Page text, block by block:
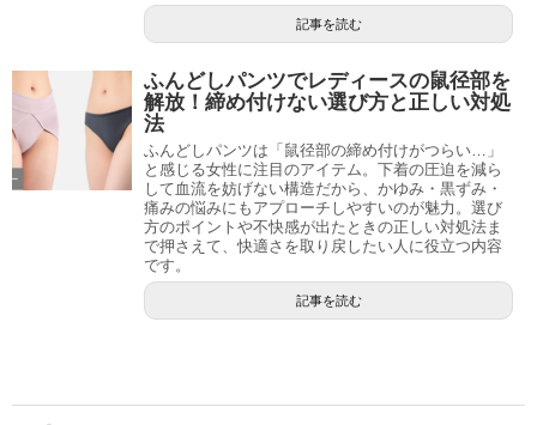
記事を読む
ふんどしパンツでレディースの鼠径部を
解放！締め付けない選び方と正しい対処
法
ふんどしパンツは「鼠径部の締め付けがつらい…」
と感じる女性に注目のアイテム。下着の圧迫を減ら
して血流を妨げない構造だから、かゆみ・黒ずみ・
痛みの悩みにもアプローチしやすいのが魅力。選び
方のポイントや不快感が出たときの正しい対処法ま
で押さえて、快適さを取り戻したい人に役立つ内容
です。
記事を読む